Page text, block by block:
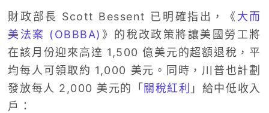
財政部長 Scott Bessent 已明確指出，《 大而
美法案 (OBBBA) 》的稅改政策將讓美國勞工將
在該月份迎來高達 1,500 億美元的超額退稅，平
均每人可領取約 1,000 美元。同時，川普也計劃
發放每人 2,000 美元的「關稅紅利 」給中低收入
戶：